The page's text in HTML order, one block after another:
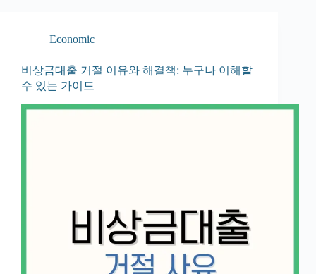
Economic
비상금대출 거절 이유와 해결책: 누구나 이해할
수 있는 가이드